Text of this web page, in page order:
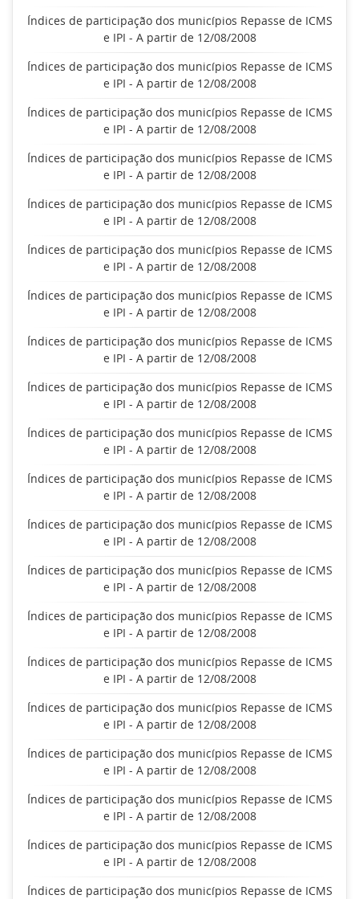
Índices de participação dos municípios Repasse de ICMS
e IPI - A partir de 12/08/2008
Índices de participação dos municípios Repasse de ICMS
e IPI - A partir de 12/08/2008
Índices de participação dos municípios Repasse de ICMS
e IPI - A partir de 12/08/2008
Índices de participação dos municípios Repasse de ICMS
e IPI - A partir de 12/08/2008
Índices de participação dos municípios Repasse de ICMS
e IPI - A partir de 12/08/2008
Índices de participação dos municípios Repasse de ICMS
e IPI - A partir de 12/08/2008
Índices de participação dos municípios Repasse de ICMS
e IPI - A partir de 12/08/2008
Índices de participação dos municípios Repasse de ICMS
e IPI - A partir de 12/08/2008
Índices de participação dos municípios Repasse de ICMS
e IPI - A partir de 12/08/2008
Índices de participação dos municípios Repasse de ICMS
e IPI - A partir de 12/08/2008
Índices de participação dos municípios Repasse de ICMS
e IPI - A partir de 12/08/2008
Índices de participação dos municípios Repasse de ICMS
e IPI - A partir de 12/08/2008
Índices de participação dos municípios Repasse de ICMS
e IPI - A partir de 12/08/2008
Índices de participação dos municípios Repasse de ICMS
e IPI - A partir de 12/08/2008
Índices de participação dos municípios Repasse de ICMS
e IPI - A partir de 12/08/2008
Índices de participação dos municípios Repasse de ICMS
e IPI - A partir de 12/08/2008
Índices de participação dos municípios Repasse de ICMS
e IPI - A partir de 12/08/2008
Índices de participação dos municípios Repasse de ICMS
e IPI - A partir de 12/08/2008
Índices de participação dos municípios Repasse de ICMS
e IPI - A partir de 12/08/2008
Índices de participação dos municípios Repasse de ICMS